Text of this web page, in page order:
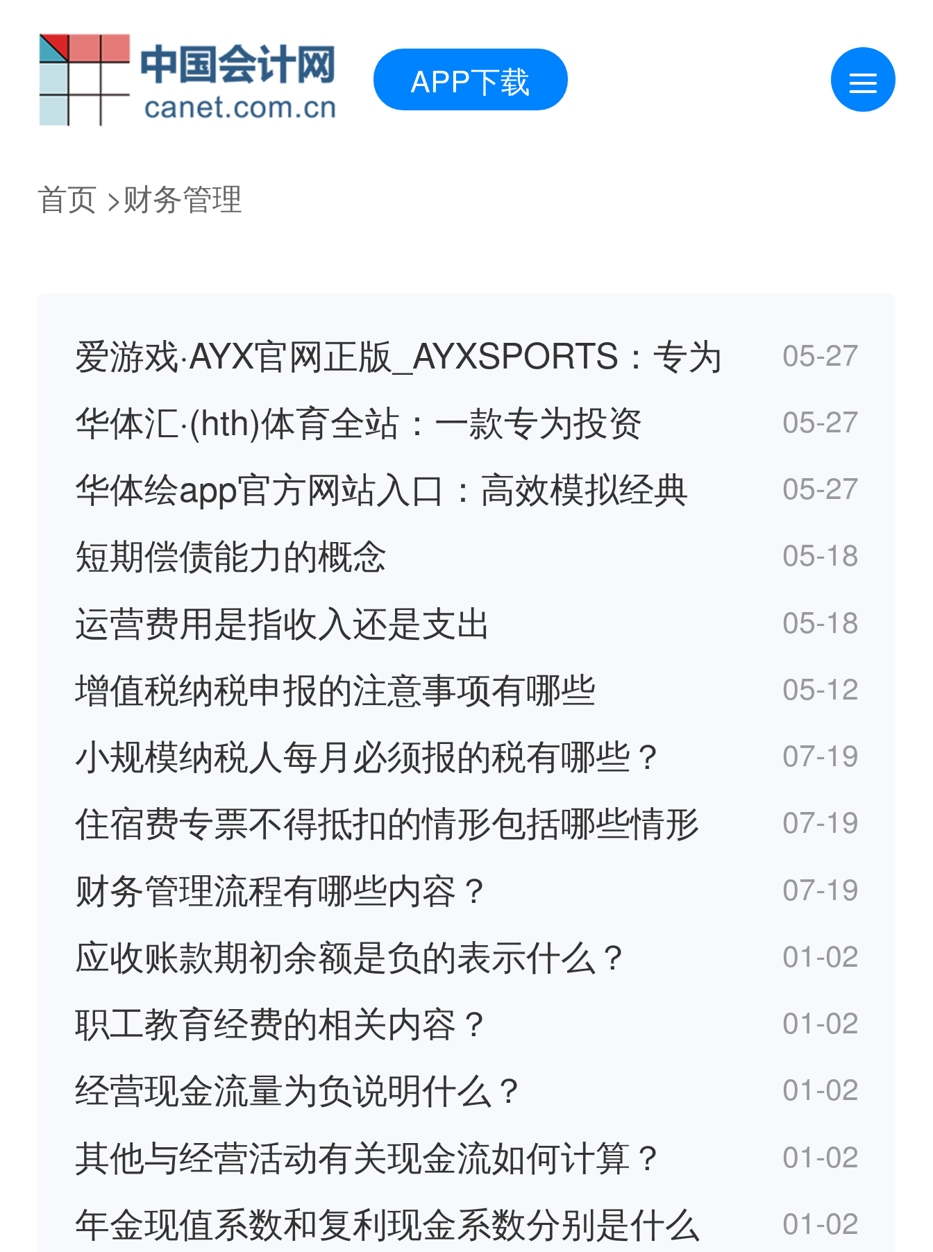
APP下载
首页 >财务管理
爱游戏·AYX官网正版_AYXSPORTS：专为 05-27
华体汇·(hth)体育全站：一款专为投资 05-27
华体绘app官方网站入口：高效模拟经典 05-27
短期偿债能力的概念 05-18
运营费用是指收入还是支出 05-18
增值税纳税申报的注意事项有哪些 05-12
小规模纳税人每月必须报的税有哪些？ 07-19
住宿费专票不得抵扣的情形包括哪些情形 07-19
财务管理流程有哪些内容？ 07-19
应收账款期初余额是负的表示什么？ 01-02
职工教育经费的相关内容？ 01-02
经营现金流量为负说明什么？ 01-02
其他与经营活动有关现金流如何计算？ 01-02
年金现值系数和复利现金系数分别是什么 01-02